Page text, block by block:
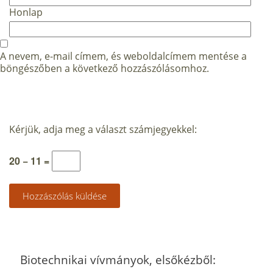
Honlap
A nevem, e-mail címem, és weboldalcímem mentése a
böngészőben a következő hozzászólásomhoz.
Kérjük, adja meg a választ számjegyekkel:
20 − 11 =
Biotechnikai vívmányok, elsőkézből: